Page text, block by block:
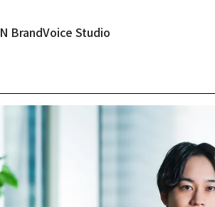
BrandVoice Studio